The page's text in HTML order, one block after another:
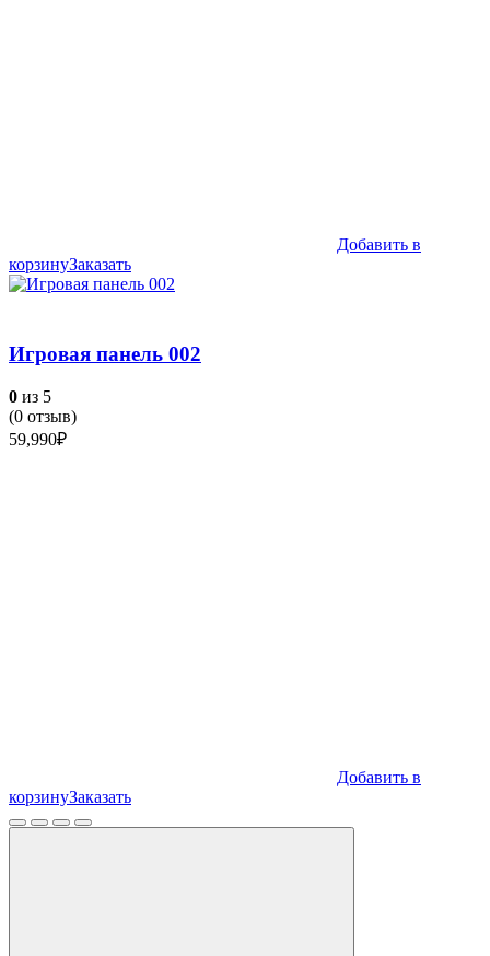
Добавить в
корзинуЗаказать
Игровая панель 002
0 из 5
(0 отзыв)
59,990₽
Добавить в
корзинуЗаказать